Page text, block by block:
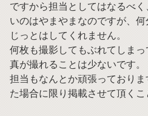
ですから担当としてはなるべ
いのはやまやまなのですが、
じっとはしてくれません。
何枚も撮影してもぶれてしま
真が撮れることは少ないです。
担当もなんとか頑張っており
た場合に限り掲載させて頂くこ